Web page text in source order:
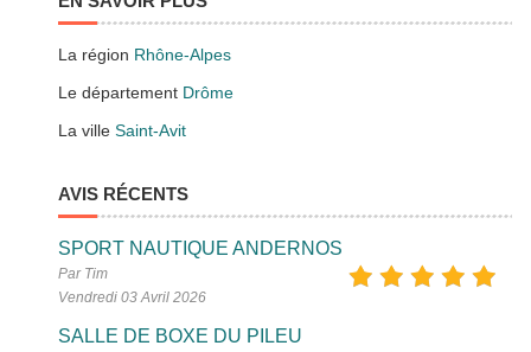
La région Rhône-Alpes
Le département Drôme
La villeSaint-Avit
AVIS RÉCENTS
SPORT NAUTIQUE ANDERNOS
Par Tim
Vendredi 03 Avril 2026
SALLE DE BOXE DU PILEU